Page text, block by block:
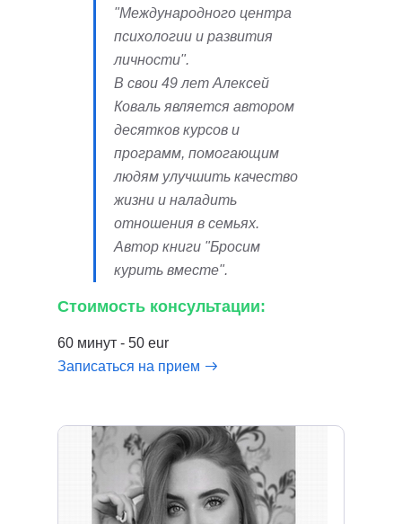
"Международного центра
психологии и развития
личности".
В свои 49 лет Алексей
Коваль является автором
десятков курсов и
программ, помогающим
людям улучшить качество
жизни и наладить
отношения в семьях.
Автор книги "Бросим
курить вместе".
Стоимость консультации:
60 минут - 50 eur
Записаться на прием